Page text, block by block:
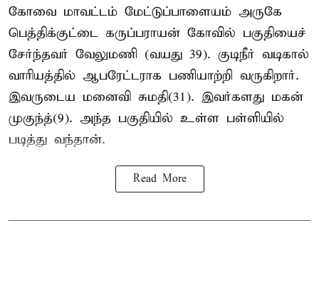
கோவை மாவட்டம் மேட்டுப்பாளையம் அருகே
பெத்திக்குட்டை கருப்பராயன் கோவில் பகுதியைச்
சேர்ந்தவர் வேலுமணி (வயது 39). குடிநீர் வடிகால்
வாரியத்தில் ஆபரேட்டராக பணியாற்றி வருகிறார்.
இவருடைய மனைவி சுமதி(31). இவர்களது மகன்
முகுந்த்(9). அந்த பகுதியில் உள்ள பள்ளியில்
படித்து வந்தான்.
Read More